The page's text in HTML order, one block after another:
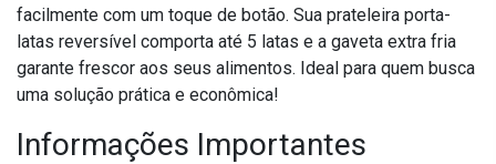
facilmente com um toque de botão. Sua prateleira porta-
latas reversível comporta até 5 latas e a gaveta extra fria
garante frescor aos seus alimentos. Ideal para quem busca
uma solução prática e econômica!
Informações Importantes